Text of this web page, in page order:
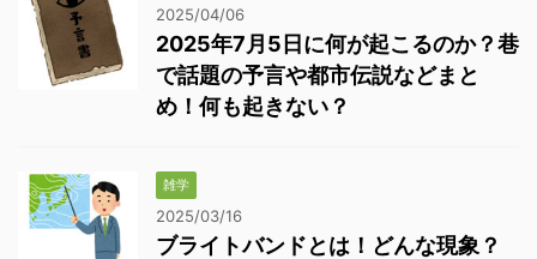
2025/04/06
2025年7月5日に何が起こるのか？巷
で話題の予言や都市伝説などまと
め！何も起きない？
雑学
2025/03/16
ブライトバンドとは！どんな現象？